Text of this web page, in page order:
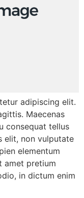
adipiscing elit.
Maecenas
consequat tellus
elit, non vulputate
elementum
amet pretium
in dictum enim